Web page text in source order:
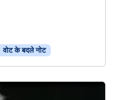
वोट के बदले नोट